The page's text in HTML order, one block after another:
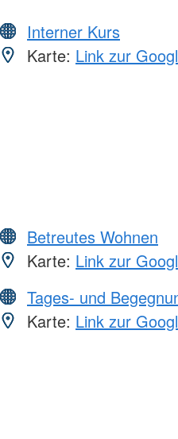
Interner Kurs
Karte: Link zur
Betreutes Wohnen
Karte: Link zur
Tages- und
Karte: Link zur